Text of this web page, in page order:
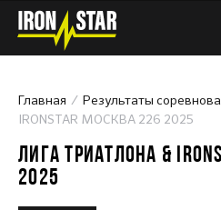
Главная Результаты
IRONSTAR МОСКВА 226 2025
ЛИГА ТРИАТЛОНА &
2025